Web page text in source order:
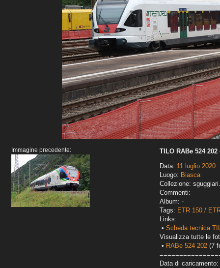
Immagine precedente:
TILO RABe 524 202
Data: 11 luglio 2020
Luogo: Biasca
Collezione:
Commenti: -
Album: -
Tags: ETR 150 /
Links:
• Scheda tecnica
Visualizza tutte le
• RABe 524 202 (7
Data di